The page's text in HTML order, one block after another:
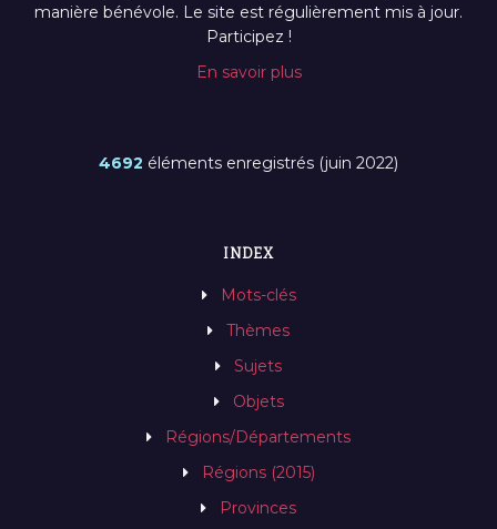
manière bénévole. Le site est régulièrement mis à jour.
Participez !
En savoir plus
4692 éléments enregistrés (juin 2022)
INDEX
Mots-clés
Thèmes
Sujets
Objets
Régions/Départements
Régions (2015)
Provinces